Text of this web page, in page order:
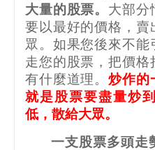
大量的股票。 大部分
要以最好的價格，賣
眾。如果您後來不
走您的股票，把價格
有什麼道理。 炒作的
就是股票要盡量炒
低，散給大眾。
一支股票多頭走